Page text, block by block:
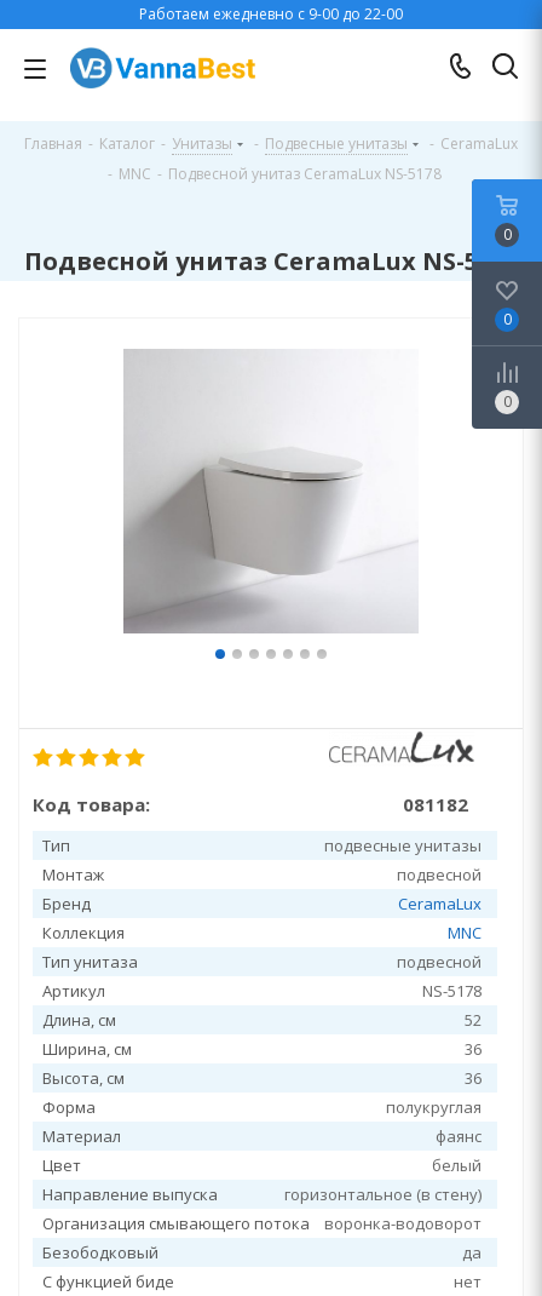
Работаем ежедневно с 9-00 до 22-00
Главная - Каталог - Унитазы - Подвесные унитазы - CeramaLux
- MNC - Подвесной унитаз CeramaLux NS-5178
Подвесной унитаз CeramaLux NS-5178
Код товара: 081182
Тип
подвесные унитазы
Монтаж
подвесной
Бренд
CeramaLux
Коллекция
MNC
Тип унитаза
подвесной
Артикул
NS-5178
Длина, см
52
Ширина, см
36
Высота, см
36
Форма
полукруглая
Материал
фаянс
Цвет
белый
Направление выпуска
горизонтальное (в стену)
Организация смывающего потока
воронка-водоворот
Безободковый
да
С функцией биде
нет
0
0
0